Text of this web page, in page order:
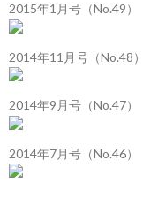
2015年1月号（No.49）
2014年11月号（No.48）
2014年9月号（No.47）
2014年7月号（No.46）